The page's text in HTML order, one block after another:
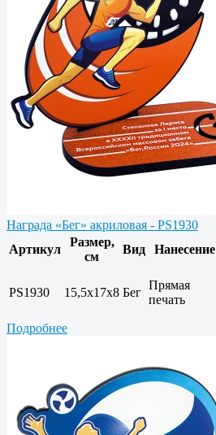
Награда «Бег» акриловая - PS1930
Артикул
Размер,
см
Вид Нанесение
PS1930 15,5х17х8 Бег
Прямая
печать
Подробнее